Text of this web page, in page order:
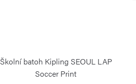
Školní batoh Kipling SEOUL LAP
Soccer Print